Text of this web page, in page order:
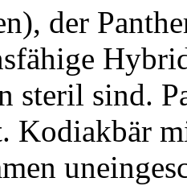
der
steril sind.
Kodiakbär